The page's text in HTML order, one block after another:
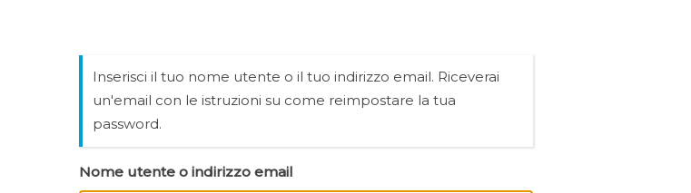
Inserisci il tuo nome utente o il tuo indirizzo email. Riceverai
un'email con le istruzioni su come reimpostare la tua
password.
Nome utente o indirizzo email